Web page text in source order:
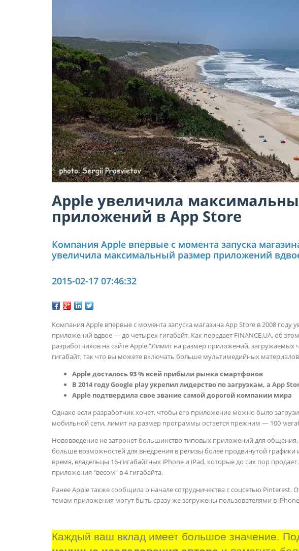
Apple увеличила
приложений в App Store
Компания Apple впервые с момента запуска
увеличила максимальный размер приложений
2015-02-17 07:46:32
Компания Apple впервые с момента запуска магазина App Store в 2008 году
приложений вдвое — до четырех гигабайт. Как передает FINANCE.UA, об
разработчиков на сайте Apple."Лимит на размер приложений, загружаемых
гигабайт, так что вы можете включать больше мультимедийных
Apple досталось 93 % всей прибыли рынка смартфонов
В 2014 году Google play укрепил лидерство по загрузкам, а App
Apple подтвердила свое звание самой дорогой компании мира
Однако если разработчик хочет, чтобы его приложение можно было
мобильной сети, лимит на размер программы остается прежним — 100
Нововведение не затронет большинство типовых приложений для общения,
больше возможностей для внедрения в релизы более продвинутой графики
время, владельцы 16-гигабайтных iPhone и iPad, которые до сих пор
приложения "весом" в 4 гигабайта.
Ранее Apple также сообщила о начале сотрудничества с соцсетью Pinterest.
темам приложения могут быть сразу же загружены пользователями в
Каждый ваш вклад имеет большое значение.